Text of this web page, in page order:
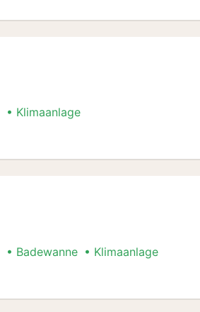
Klimaanlage
Badewanne Klimaanlage